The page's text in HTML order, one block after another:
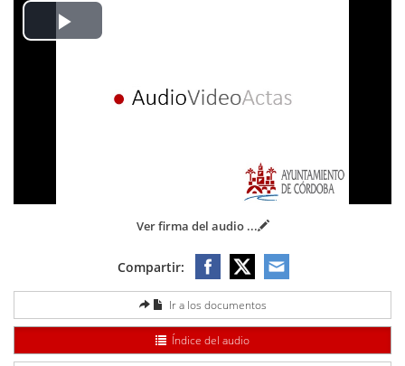
Play
Ver firma del audio ...
Compartir:
Ir a los documentos
Índice del audio